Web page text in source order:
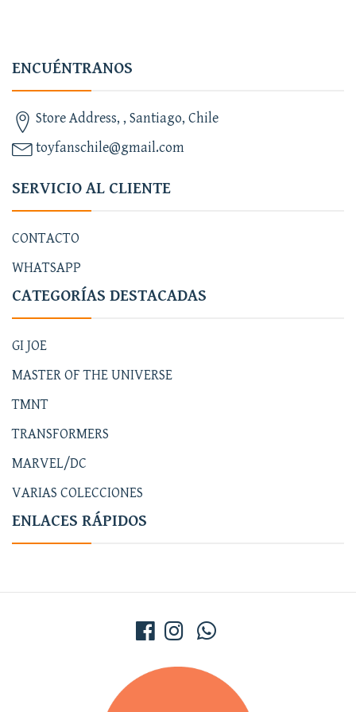
ENCUÉNTRANOS
Store Address, , Santiago, Chile
toyfanschile@gmail.com
SERVICIO AL CLIENTE
CONTACTO
WHATSAPP
CATEGORÍAS DESTACADAS
GI JOE
MASTER OF THE UNIVERSE
TMNT
TRANSFORMERS
MARVEL/DC
VARIAS COLECCIONES
ENLACES RÁPIDOS